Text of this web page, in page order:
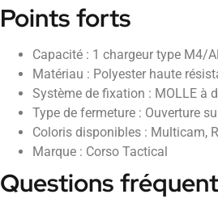
Points forts
Capacité : 1 chargeur type M4/
Matériau : Polyester haute
Système de fixation : MOLLE à
Type de fermeture : Ouverture
Coloris disponibles : Multicam,
Marque : Corso Tactical
Questions